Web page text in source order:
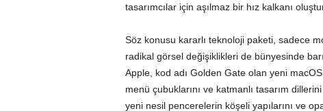
tasarımcılar için aşılmaz bir hız kalkanı
Söz konusu kararlı teknoloji paketi, sadece
radikal görsel değişiklikleri de bünyesinde
Apple, kod adı Golden Gate olan yeni
menü çubuklarını ve katmanlı tasarım
yeni nesil pencerelerin köşeli yapılarını ve